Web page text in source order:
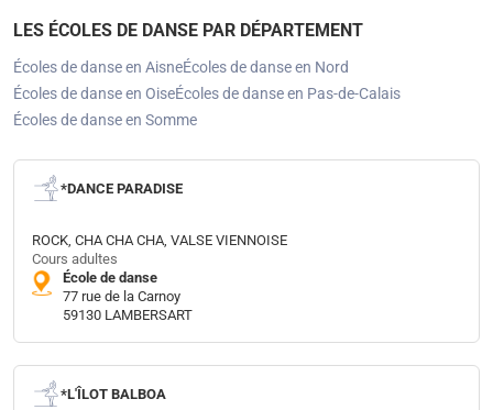
LES ÉCOLES DE DANSE PAR DÉPARTEMENT
Écoles de danse en AisneÉcoles de danse en Nord
Écoles de danse en OiseÉcoles de danse en Pas-de-Calais
Écoles de danse en Somme
*DANCE PARADISE
ROCK, CHA CHA CHA, VALSE VIENNOISE
Cours adultes
École de danse
77 rue de la Carnoy
59130 LAMBERSART
*L'ÎLOT BALBOA